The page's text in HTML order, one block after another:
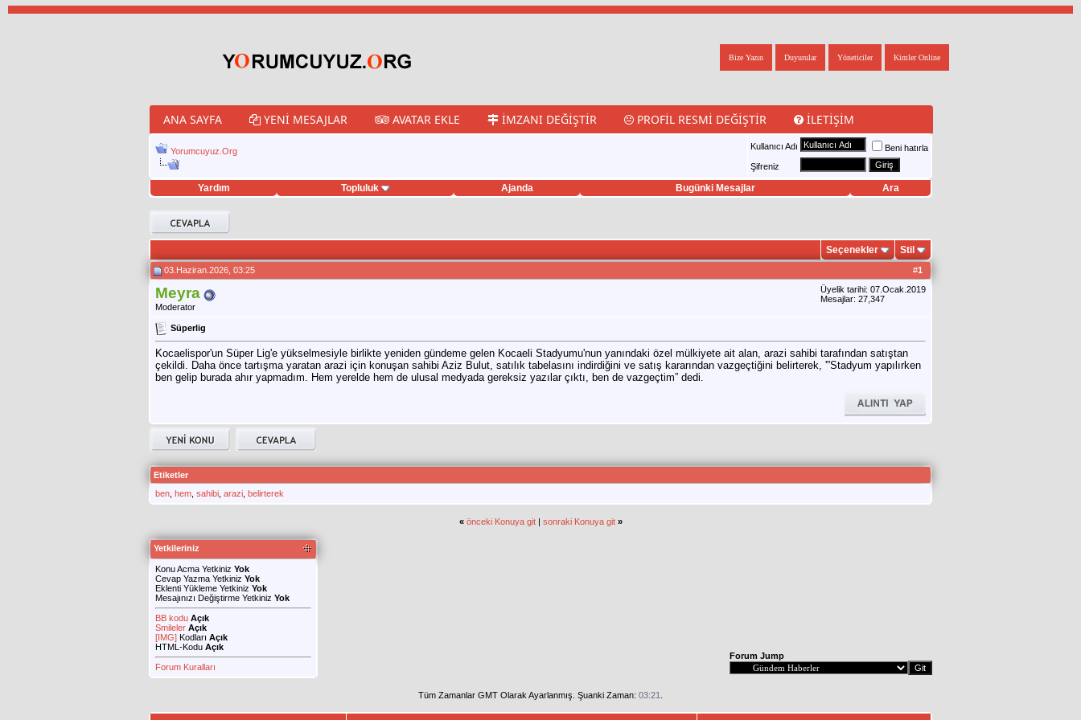
Kimler Online
Yöneticiler
Duyurular
Bize Yazın
ANA SAYFA YENI MESAJLAR AVATAR EKLE İMZANI DEĞIŞTIR PROFIL RESMI DEĞIŞTIR İLETIŞIM
Yorumcuyuz.Org Kullanıcı Adı
Beni hatırla
Şifreniz
Yardım Topluluk Ajanda Bugünki Mesajlar Ara
twitter retweet hilesi
Seçenekler Stil
#1
03.Haziran.2026, 03:25
Meyra
Moderator
Üyelik tarihi: 07.Ocak.2019
Mesajlar: 27,347
Süperlig
Kocaelispor'un Süper Lig'e yükselmesiyle birlikte yeniden gündeme gelen Kocaeli Stadyumu'nun yanındaki özel mülkiyete ait alan, arazi sahibi tarafından satıştan
çekildi. Daha önce tartışma yaratan arazi için konuşan sahibi Aziz Bulut, satılık tabelasını indirdiğini ve satış kararından vazgeçtiğini belirterek, '”Stadyum yapılırken
ben gelip burada ahır yapmadım. Hem yerelde hem de ulusal medyada gereksiz yazılar çıktı, ben de vazgeçtim” dedi.
Etiketler
ben hem sahibi arazi belirterek
« önceki Konuya git| sonraki Konuya git »
Yetkileriniz
Konu Acma Yetkiniz Yok
Cevap Yazma Yetkiniz Yok
Eklenti Yükleme Yetkiniz Yok
Mesajınızı Değiştirme Yetkiniz Yok
BB kodu Açık
Smileler Açık
[IMG] Kodları Açık
HTML-Kodu Açık
Forum Kuralları
Forum Jump
Tüm Zamanlar GMT Olarak Ayarlanmış. Şuanki Zaman: 03:21